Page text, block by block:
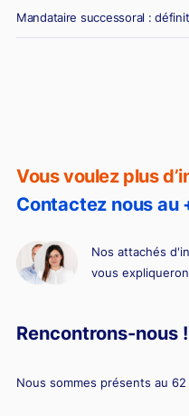
Vous voulez plus
Contactez nous au
Nos attachés
vous
Rencontrons-nous !
Nous sommes présents au
Mandataire successoral :